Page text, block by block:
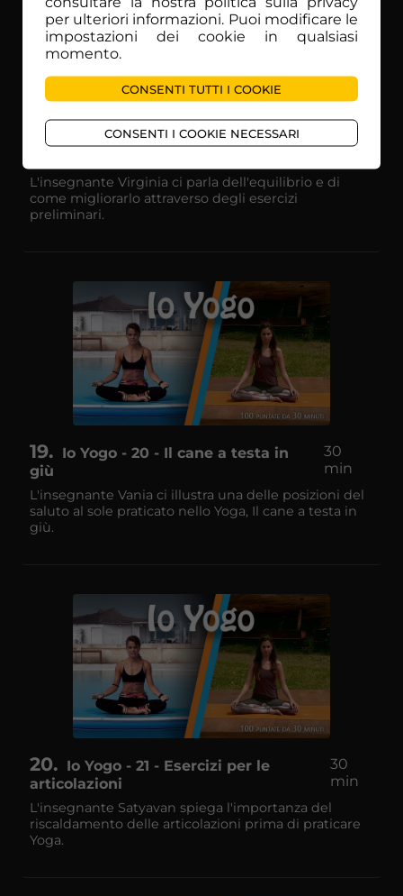
18
Io Yogo - 19 - L'equilibrio nello
L'insegnante Virginia ci parla dell'equilibrio e di
come migliorarlo attraverso degli esercizi
preliminari.
19
Io Yogo - 20 - Il cane a testa in
giù
30
min
L'insegnante Vania ci illustra una delle posizioni del
saluto al sole praticato nello Yoga, Il cane a testa in
giù.
20
Io Yogo - 21 - Esercizi per le
articolazioni
30
min
L'insegnante Satyavan spiega l'importanza del
riscaldamento delle articolazioni prima di praticare
Yoga.
per ulteriori informazioni. Puoi modificare le
impostazioni dei cookie in qualsiasi
momento.
CONSENTI TUTTI I COOKIE
CONSENTI I COOKIE NECESSARI